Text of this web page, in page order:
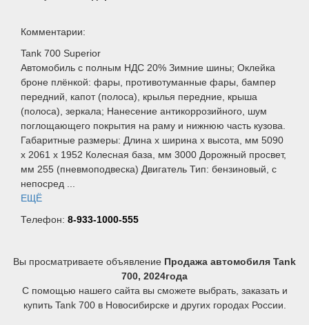
Комментарии:
Tank 700 Superior
Автомобиль с полным НДС 20% Зимние шины; Оклейка
броне плёнкой: фары, противотуманные фары, бампер
передний, капот (полоса), крылья передние, крыша
(полоса), зеркала; Нанесение антикоррозийного, шум
поглощающего покрытия на раму и нижнюю часть кузова.
Габаритные размеры: Длина х ширина х высота, мм 5090
х 2061 х 1952 Колесная база, мм 3000 Дорожный просвет,
мм 255 (пневмоподвеска) Двигатель Тип: бензиновый, с
непосред ...
ЕЩЁ
Телефон: 8-933-1000-555
Вы просматриваете объявление Продажа автомобиля Tank
700, 2024года
С помощью нашего сайта вы сможете выбрать, заказать и
купить Tank 700 в Новосибирске и других городах России.